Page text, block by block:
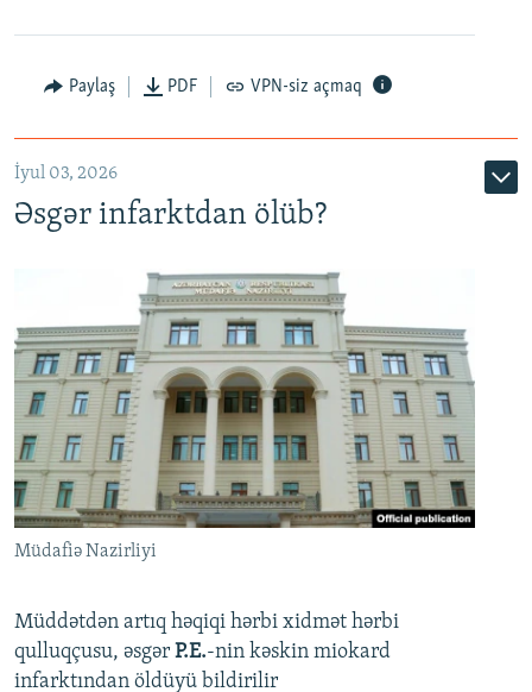
Auto 240p 360p 480p
720p 1080p
Paylaş PDF VPN-siz açmaq
İyul 03, 2026
Əsgər infarktdan ölüb?
Müdafiə Nazirliyi
Müddətdən artıq həqiqi hərbi xidmət hərbi
qulluqçusu, əsgər P.E.-nin kəskin miokard
infarktından öldüyü bildirilir